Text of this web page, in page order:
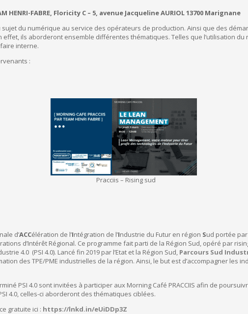
HENRI-FABRE, Floricity C – 5, avenue Jacqueline AURIOL 13700 Marignane
du numérique au service des opérateurs de production. Ainsi que des
effet, ils aborderont ensemble différentes thématiques. Telles que l’utilisation
interne.
:
Pracciis – Rising sud
d’ACCélération de l’Intégration de l’Industrie du Futur en région Sud portée par
d’Intérêt Régional. Ce programme fait parti de la Région Sud, opéré par
4.0 (PSI 4.0). Lancé fin 2019 par l’Etat et la Région Sud, Parcours Sud
des TPE/PME industrielles de la région. Ainsi, le but est d’accompagner les
PSI 4.0 sont invitées à participer aux Morning Café PRACCIIS afin de
4.0, celles-ci aborderont des thématiques ciblées.
gratuite ici : https://lnkd.in/eUiDDp3Z